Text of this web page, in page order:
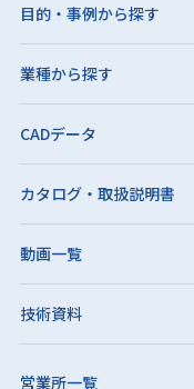
目的・事例から探す
業種から探す
CADデータ
カタログ・取扱説明書
動画一覧
技術資料
営業所一覧